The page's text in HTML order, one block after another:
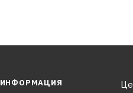
ИНФОРМАЦИЯ